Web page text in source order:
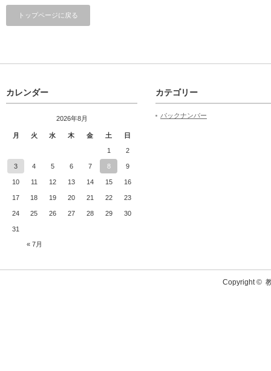
トップページに戻る
カレンダー
2026年8月
月 火 水 木 金 土 日
« 7月
1 2
3 4 5 6 7 8 9
10 11 12 13 14 15 16
17 18 19 20 21 22 23
24 25 26 27 28 29 30
31
カテゴリー
バックナンバー
Copyright ©